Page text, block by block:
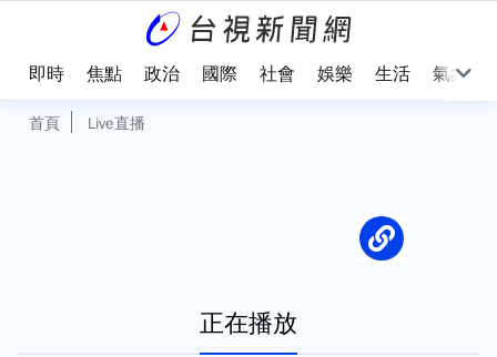
即時 焦點 政治 國際 社會 娛樂 生活 氣象
首頁 Live直播
正在播放